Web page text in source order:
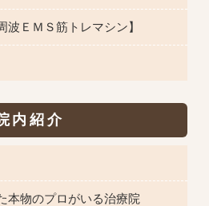
ＥＭＳ筋トレマシン】
内紹介
本物のプロがいる治療院